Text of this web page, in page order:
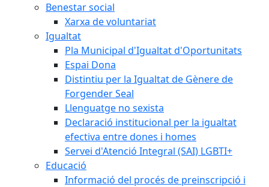
Benestar social
Xarxa de voluntariat
Igualtat
Pla Municipal d'Igualtat d'Oportunitats
Espai Dona
Distintiu per la Igualtat de Gènere de
Forgender Seal
Llenguatge no sexista
Declaració institucional per la igualtat
efectiva entre dones i homes
Servei d'Atenció Integral (SAI) LGBTI+
Educació
Informació del procés de preinscripció i